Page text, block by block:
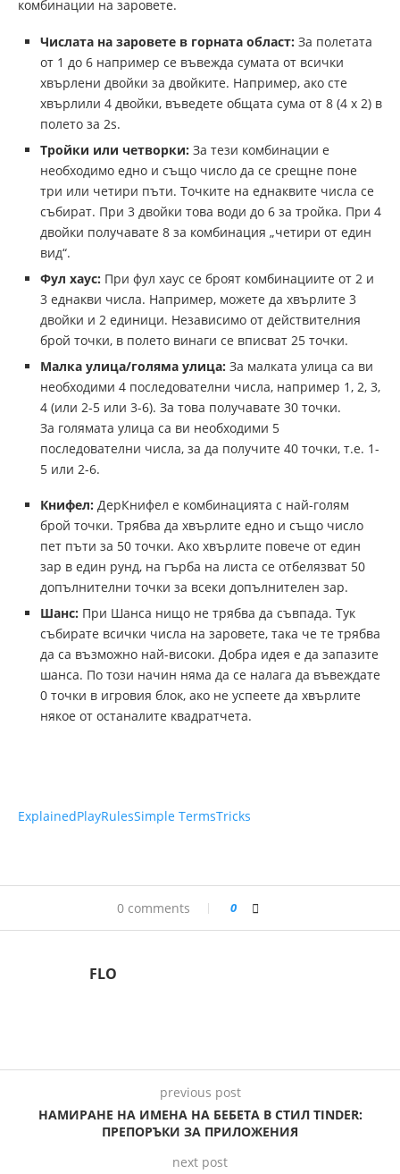
комбинации на заровете.
Числата на заровете в горната област: За полетата
от 1 до 6 например се въвежда сумата от всички
хвърлени двойки за двойките. Например, ако сте
хвърлили 4 двойки, въведете общата сума от 8 (4 x 2) в
полето за 2s.
Тройки или четворки: За тези комбинации е
необходимо едно и също число да се срещне поне
три или четири пъти. Точките на еднаквите числа се
събират. При 3 двойки това води до 6 за тройка. При 4
двойки получавате 8 за комбинация „четири от един
вид“.
Фул хаус: При фул хаус се броят комбинациите от 2 и
3 еднакви числа. Например, можете да хвърлите 3
двойки и 2 единици. Независимо от действителния
брой точки, в полето винаги се вписват 25 точки.
Малка улица/голяма улица: За малката улица са ви
необходими 4 последователни числа, например 1, 2, 3,
4 (или 2-5 или 3-6). За това получавате 30 точки.
За голямата улица са ви необходими 5
последователни числа, за да получите 40 точки, т.е. 1-
5 или 2-6.
Книфел: ДерКнифел е комбинацията с най-голям
брой точки. Трябва да хвърлите едно и също число
пет пъти за 50 точки. Ако хвърлите повече от един
зар в един рунд, на гърба на листа се отбелязват 50
допълнителни точки за всеки допълнителен зар.
Шанс: При Шанса нищо не трябва да съвпада. Тук
събирате всички числа на заровете, така че те трябва
да са възможно най-високи. Добра идея е да запазите
шанса. По този начин няма да се налага да въвеждате
0 точки в игровия блок, ако не успеете да хвърлите
някое от останалите квадратчета.
ExplainedPlayRulesSimple TermsTricks
0 comments 0
FLO
previous post
НАМИРАНЕ НА ИМЕНА НА БЕБЕТА В СТИЛ TINDER:
ПРЕПОРЪКИ ЗА ПРИЛОЖЕНИЯ
next post